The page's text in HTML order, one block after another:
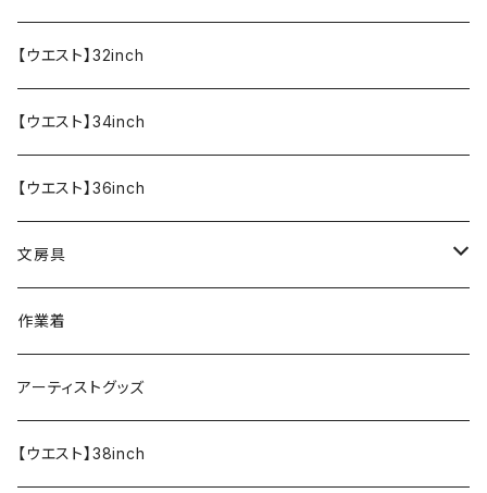
【ウエスト】32inch
【ウエスト】34inch
【ウエスト】36inch
文房具
ペンケース
作業着
アーティストグッズ
【ウエスト】38inch